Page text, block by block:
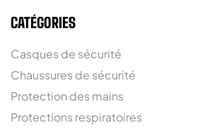
CATÉGORIES
Casques de sécurité
Chaussures de sécurité
Protection des mains
Protections respiratoires